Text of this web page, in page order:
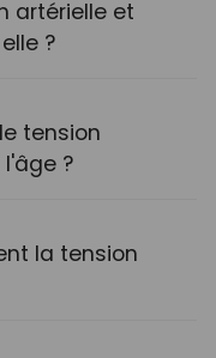
artérielle et
?
tension
?
la tension